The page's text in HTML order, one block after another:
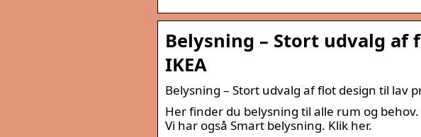
Belysning – Stort udvalg af
IKEA
Belysning – Stort udvalg af flot design til lav
Her finder du belysning til alle rum og
Vi har også Smart belysning. Klik her.